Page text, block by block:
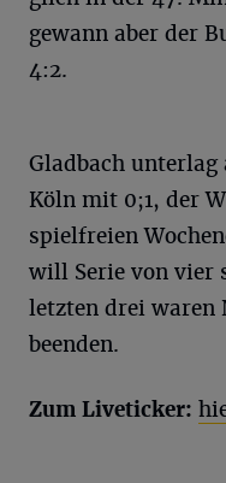
gewann aber der
4:2.
Gladbach
Köln mit 0;1, der
spielfreien
will Serie von vier
letzten drei waren
beenden.
Zum Liveticker: